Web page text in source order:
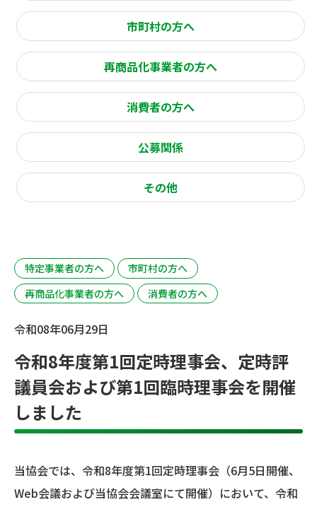
市町村の方へ
再商品化事業者の方へ
消費者の方へ
公募関係
その他
特定事業者の方へ
市町村の方へ
再商品化事業者の方へ
消費者の方へ
令和08年06月29日
令和8年度第1回定時理事会、定時評
議員会および第1回臨時理事会を開催
しました
当協会では、令和8年度第1回定時理事会（6月5日開催、
Web会議および当協会会議室にて開催）において、令和